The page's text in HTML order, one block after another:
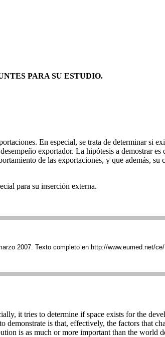
PARA SU ESTUDIO.
En especial, se trata de determinar si
exportador. La hipótesis a demostrar es
de las exportaciones, y que además, su
para su inserción externa.
2007. Texto completo en http://www.eumed.net/ce/
it tries to determine if space exists for the
is that, effectively, the factors that
is as much or more important than the world